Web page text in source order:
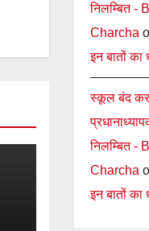
निलम्बित -
Charcha
इन बातों का
स्कूल बंद
निलम्बित -
Charcha
इन बातों का